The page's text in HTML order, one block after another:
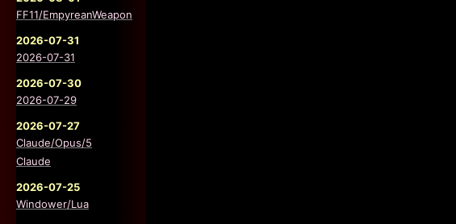
FF11/EmpyreanWeapon
2026-07-31
2026-07-31
2026-07-30
2026-07-29
2026-07-27
Claude/Opus/5
Claude
2026-07-25
Windower/Lua